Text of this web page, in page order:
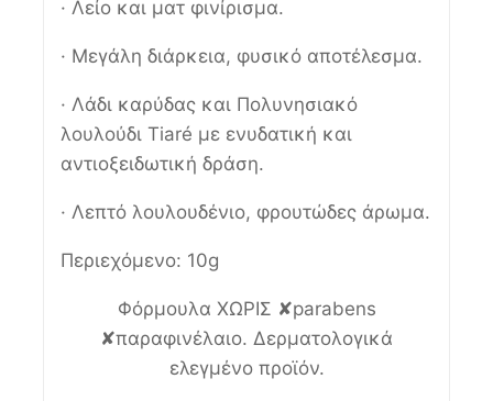
· Λείο και ματ φινίρισμα.
· Μεγάλη διάρκεια, φυσικό αποτέλεσμα.
· Λάδι καρύδας και Πολυνησιακό
λουλούδι Tiaré με ενυδατική και
αντιοξειδωτική δράση.
· Λεπτό λουλουδένιο, φρουτώδες άρωμα.
Περιεχόμενο: 10g
Φόρμουλα ΧΩΡΙΣ ✘parabens
✘παραφινέλαιο. Δερματολογικά
ελεγμένο προϊόν.